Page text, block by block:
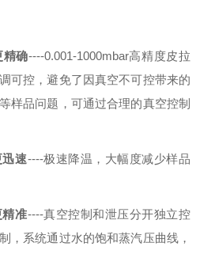
精确----0.001-1000mbar高精度皮拉
可控，避免了因真空不可控带来的
样品问题，可通过合理的真空控制
速----极速降温，大幅度减少样品
准----真空控制和泄压分开独立控
，系统通过水的饱和蒸汽压曲线，